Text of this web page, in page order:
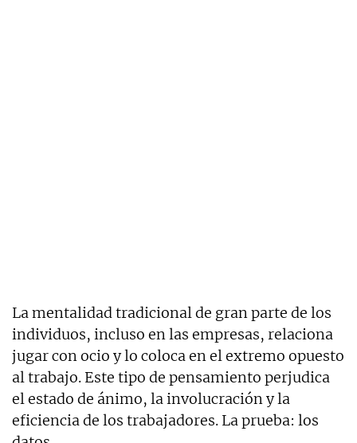
La mentalidad tradicional de gran parte de los
individuos, incluso en las empresas, relaciona
jugar con ocio y lo coloca en el extremo opuesto
al trabajo. Este tipo de pensamiento perjudica
el estado de ánimo, la involucración y la
eficiencia de los trabajadores. La prueba: los